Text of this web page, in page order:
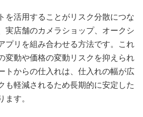
を活用することがリスク分散につな
実店舗のカメラショップ、オークシ
プリを組み合わせる方法です。これ
変動や価格の変動リスクを抑えられ
トからの仕入れは、仕入れの幅が広
も軽減されるため長期的に安定した
ます。